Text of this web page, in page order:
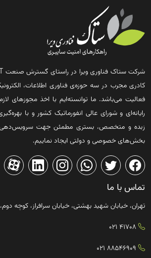
کادری مجرب در سه حوزه‌ی فناوری اطلاعات،
فعالیت می‌باشد. ما توانسته‌ایم با اخذ مجوزهای
رایانه‌ای و شورای عالی انفورماتیک کشور و با
زبده و متخصص، بستری مطمئن جهت سرویس‌دهی
بخش‌های خصوصی و دولتی ایجاد نماییم.
تماس با ما
تهران، خیابان شهید بهشتی، خیابان سرافراز، کوچه دوم، پلاک ۱۹،
41708 021
88546909 021